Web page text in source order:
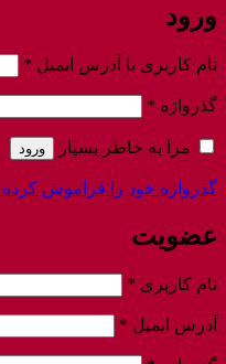
ورود
نام کاربری یا آدرس ایمیل *
گذرواژه *
مرا به خاطر بسپار ورود
گذرواژه خود را فراموش کرده
عضویت
نام کاربری *
آدرس ایمیل *